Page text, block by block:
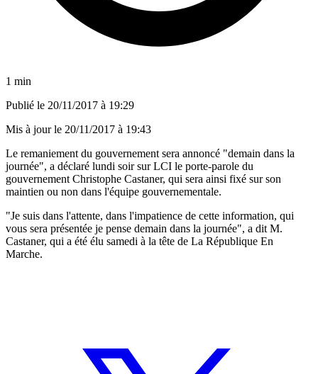
1 min
Publié le 20/11/2017 à 19:29
Mis à jour le 20/11/2017 à 19:43
Le remaniement du gouvernement sera annoncé "demain dans la
journée", a déclaré lundi soir sur LCI le porte-parole du
gouvernement Christophe Castaner, qui sera ainsi fixé sur son
maintien ou non dans l'équipe gouvernementale.
"Je suis dans l'attente, dans l'impatience de cette information, qui
vous sera présentée je pense demain dans la journée", a dit M.
Castaner, qui a été élu samedi à la tête de La République En
Marche.